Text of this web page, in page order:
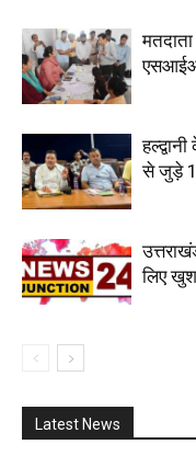
से जुड़े
लिए
Latest News